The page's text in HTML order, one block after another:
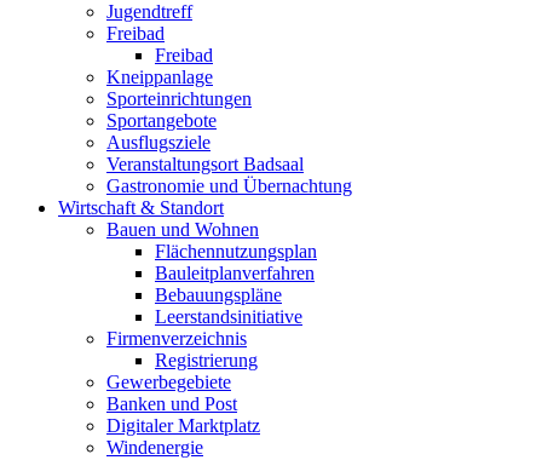
Jugendtreff
Freibad
Freibad
Kneippanlage
Sporteinrichtungen
Sportangebote
Ausflugsziele
Veranstaltungsort Badsaal
Gastronomie und Übernachtung
Wirtschaft & Standort
Bauen und Wohnen
Flächennutzungsplan
Bauleitplanverfahren
Bebauungspläne
Leerstandsinitiative
Firmenverzeichnis
Registrierung
Gewerbegebiete
Banken und Post
Digitaler Marktplatz
Windenergie